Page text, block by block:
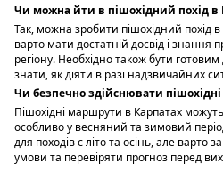
Чи можна йти в пішохідний похід в
Так, можна зробити пішохідний похід
варто мати достатній досвід і
регіону. Необхідно також бути
знати, як діяти в разі надзвичайних
Чи безпечно здійснювати
Пішохідні маршрути в Карпатах
особливо у весняний та зимовий
для походів є літо та осінь, але варто
умови та перевіряти прогноз перед